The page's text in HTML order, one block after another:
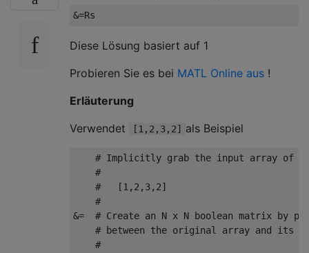
Diese Lösung basiert auf 1
Probieren Sie es bei MATL Online aus !
Erläuterung
Verwendet
[1,2,3,2] als Beispiel
# Implicitly grab the input array of
    #
    #   [1,2,3,2]
    #
&=  # Create an N x N boolean matrix by
# between the original array and its
    #